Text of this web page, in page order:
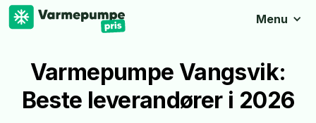
Menu
Varmepumpe Vangsvik:
Beste leverandører i 2026